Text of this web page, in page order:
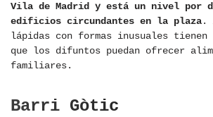
Vila de Madrid y está un nivel por
edificios circundantes en la plaza.
lápidas con formas inusuales
que los difuntos puedan ofrecer
familiares.
Barri Gòtic